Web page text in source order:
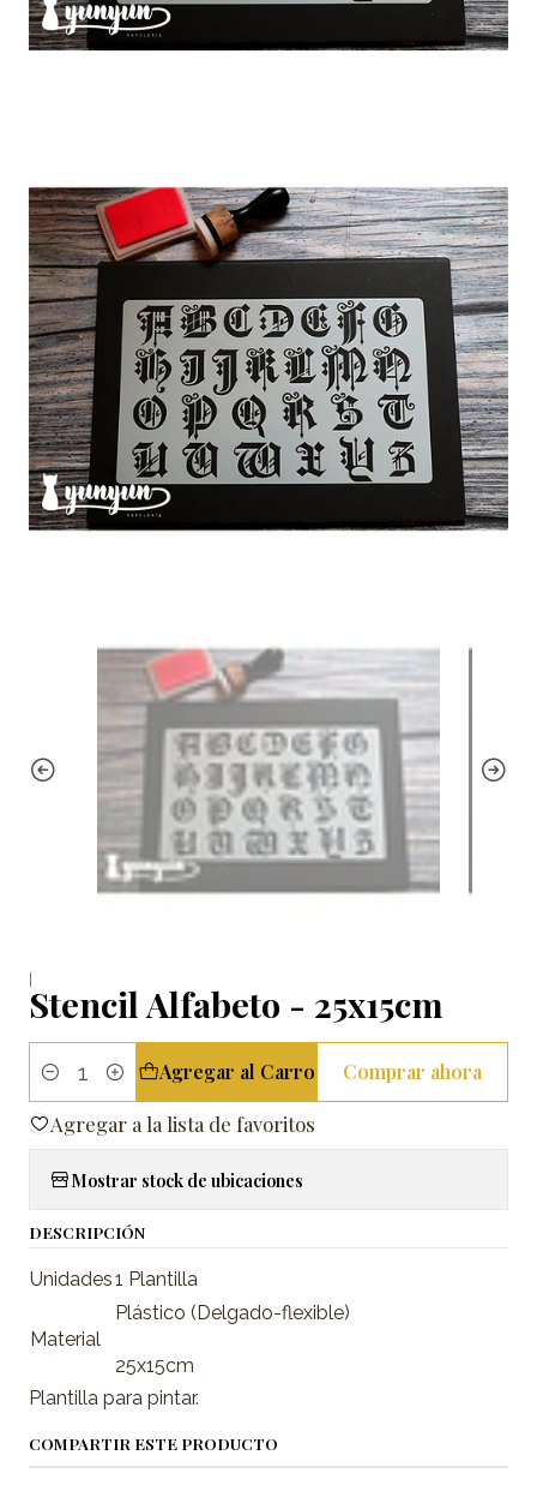
|
Stencil Alfabeto - 25x15cm
Cantidad
Agregar al Carro Comprar ahora
Agregar a la lista de favoritos
Mostrar stock de ubicaciones
DESCRIPCIÓN
Unidades1 Plantilla
Material
Plástico (Delgado-flexible)
25x15cm
Plantilla para pintar.
COMPARTIR ESTE PRODUCTO